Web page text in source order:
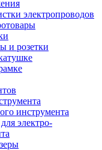
электропроводов
и розетки
инструмента
электро-